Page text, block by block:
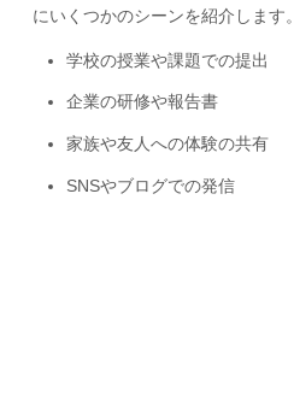
にいくつかのシーンを紹介します。
学校の授業や課題での提出
企業の研修や報告書
家族や友人への体験の共有
SNSやブログでの発信